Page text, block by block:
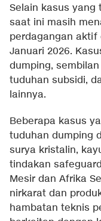
Selain kasus yang
saat ini masih
perdagangan aktif
Januari 2026.
dumping,
tuduhan subsidi,
lainnya.
Beberapa kasus
tuduhan dumping
surya kristalin,
tindakan
Mesir dan Afrika
nirkarat dan
hambatan teknis